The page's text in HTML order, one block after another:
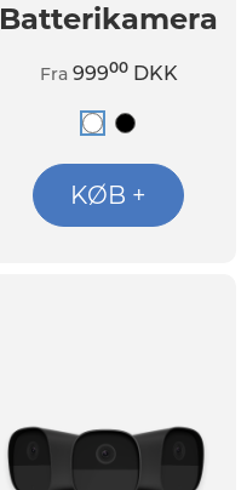
Batterikamera
Fra 99900DKK
KØB +